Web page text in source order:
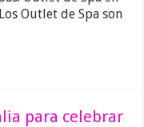
Outlet de Spa son
para celebrar